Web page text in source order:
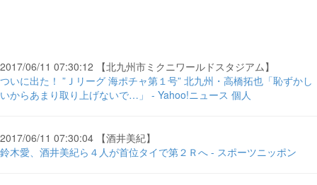
2017/06/11 07:30:12 【北九州市ミクニワールドスタジアム】
ついに出た！ ”Ｊリーグ 海ポチャ第１号” 北九州・高橋拓也「恥ずかし
いからあまり取り上げないで…」 - Yahoo!ニュース 個人
2017/06/11 07:30:04 【酒井美紀】
鈴木愛、酒井美紀ら４人が首位タイで第２Ｒへ - スポーツニッポン